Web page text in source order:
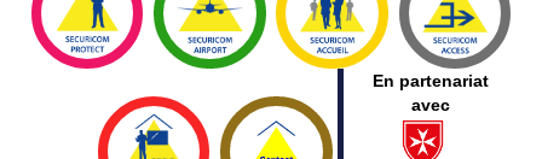
En partenariat
avec